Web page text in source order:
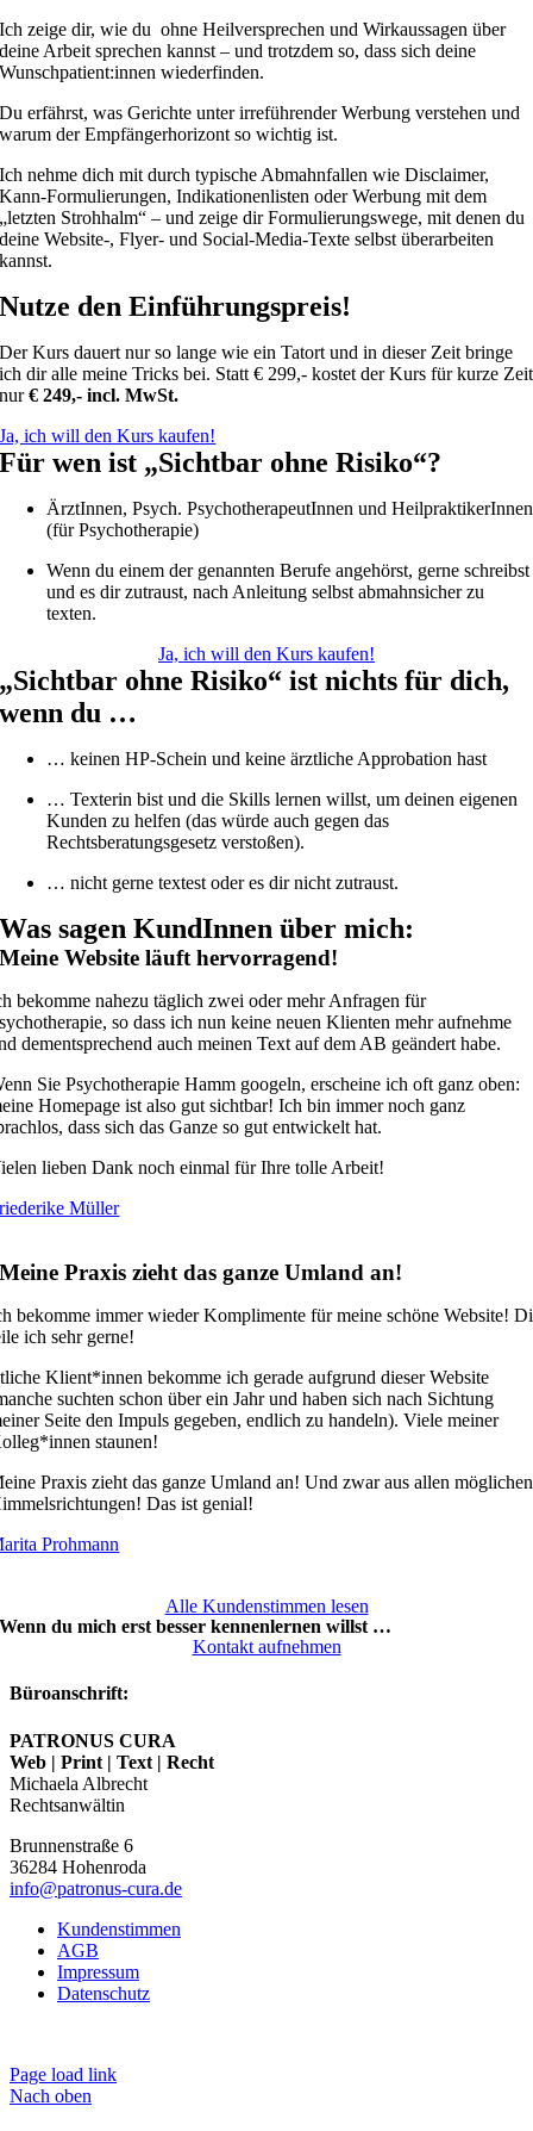
Ich zeige dir, wie du ohne Heilversprechen und Wirkaussagen über
deine Arbeit sprechen kannst – und trotzdem so, dass sich deine
Wunschpatient:innen wiederfinden.
Du erfährst, was Gerichte unter irreführender Werbung verstehen und
warum der Empfängerhorizont so wichtig ist.
Ich nehme dich mit durch typische Abmahnfallen wie Disclaimer,
Kann‑Formulierungen, Indikationenlisten oder Werbung mit dem
„letzten Strohhalm“ – und zeige dir Formulierungswege, mit denen du
deine Website‑, Flyer‑ und Social‑Media‑Texte selbst überarbeiten
kannst.
Nutze den Einführungspreis!
Der Kurs dauert nur so lange wie ein Tatort und in dieser Zeit bringe
ich dir alle meine Tricks bei. Statt € 299,- kostet der Kurs für kurze Zeit
nur€ 249,- incl. MwSt.
Ja, ich will den Kurs kaufen!
Für wen ist „Sichtbar ohne Risiko“?
ÄrztInnen, Psych. PsychotherapeutInnen und HeilpraktikerInnen
(für Psychotherapie)
Wenn du einem der genannten Berufe angehörst, gerne schreibst
und es dir zutraust, nach Anleitung selbst abmahnsicher zu
texten.
Ja, ich will den Kurs kaufen!
„Sichtbar ohne Risiko“ ist nichts für dich,
wenn du …
… keinen HP-Schein und keine ärztliche Approbation hast
… Texterin bist und die Skills lernen willst, um deinen eigenen
Kunden zu helfen (das würde auch gegen das
Rechtsberatungsgesetz verstoßen).
… nicht gerne textest oder es dir nicht zutraust.
Was sagen KundInnen über mich:
Meine Website läuft hervorragend!
bekomme nahezu täglich zwei oder mehr Anfragen für
so dass ich nun keine neuen Klienten mehr aufnehme
dementsprechend auch meinen Text auf dem AB geändert habe.
Sie Psychotherapie Hamm googeln, erscheine ich oft ganz oben:
Homepage ist also gut sichtbar! Ich bin immer noch ganz
dass sich das Ganze so gut entwickelt hat.
lieben Dank noch einmal für Ihre tolle Arbeit!
Müller
Meine Praxis zieht das ganze Umland an!
bekomme immer wieder Komplimente für meine schöne Website!
ich sehr gerne!
Klient*innen bekomme ich gerade aufgrund dieser Website
suchten schon über ein Jahr und haben sich nach Sichtung
Seite den Impuls gegeben, endlich zu handeln). Viele meiner
staunen!
Praxis zieht das ganze Umland an! Und zwar aus allen möglichen
Das ist genial!
Prohmann
Alle Kundenstimmen lesen
Wenn du mich erst besser kennenlernen willst …
Kontakt aufnehmen
Büroanschrift:
PATRONUS CURA
Web | Print | Text | Recht
Michaela Albrecht
Rechtsanwältin
Brunnenstraße 6
36284 Hohenroda
info@patronus-cura.de
Kundenstimmen
AGB
Impressum
Datenschutz
Page load link
Nach oben